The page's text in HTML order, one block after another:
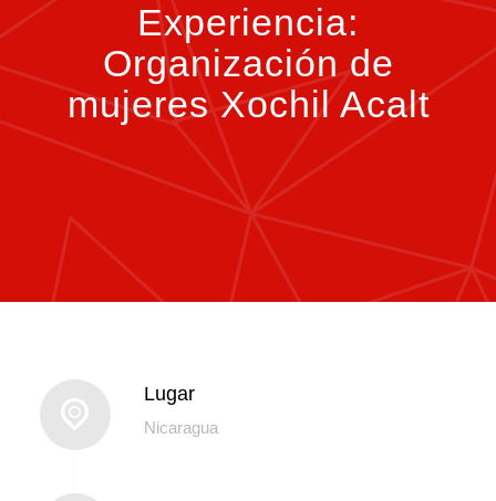
Experiencia:
Organización de
mujeres Xochil Acalt
Lugar
Nicaragua